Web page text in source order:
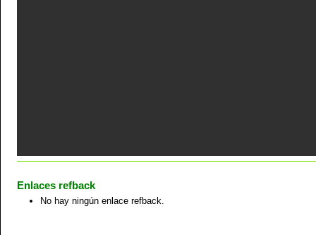
Enlaces refback
No hay ningún enlace refback.